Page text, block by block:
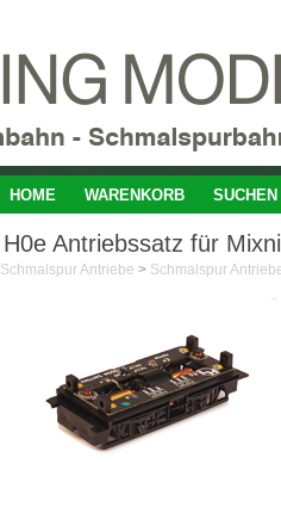
HOME WARENKORB SUCHEN
H0e Antriebssatz für
Schmalspur Antriebe > Schmalspur